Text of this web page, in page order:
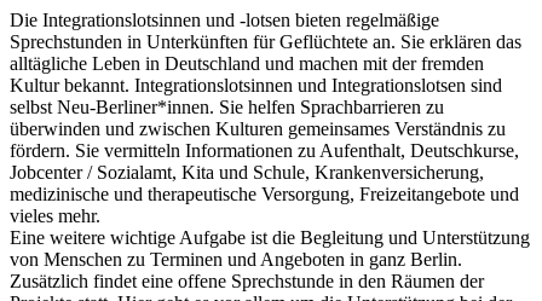
Die Integrationslotsinnen und -lotsen bieten regelmäßige
Sprechstunden in Unterkünften für Geflüchtete an. Sie erklären das
alltägliche Leben in Deutschland und machen mit der fremden
Kultur bekannt. Integrationslotsinnen und Integrationslotsen sind
selbst Neu-Berliner*innen. Sie helfen Sprachbarrieren zu
überwinden und zwischen Kulturen gemeinsames Verständnis zu
fördern. Sie vermitteln Informationen zu Aufenthalt, Deutschkurse,
Jobcenter / Sozialamt, Kita und Schule, Krankenversicherung,
medizinische und therapeutische Versorgung, Freizeitangebote und
vieles mehr.
Eine weitere wichtige Aufgabe ist die Begleitung und Unterstützung
von Menschen zu Terminen und Angeboten in ganz Berlin.
Zusätzlich findet eine offene Sprechstunde in den Räumen der